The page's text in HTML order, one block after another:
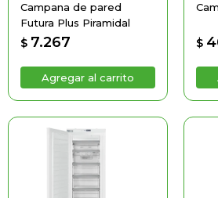
Campana de pared
Futura Plus Piramidal
$ 7.267 $